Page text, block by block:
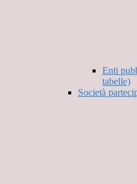
Enti
tabelle)
Società